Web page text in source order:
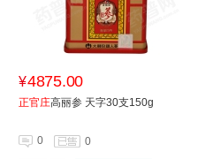
¥4875.00
正官庄高丽参 天字30支150g
0 0